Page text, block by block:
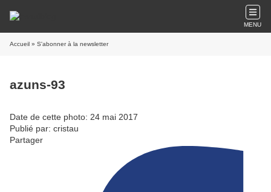
MENU
Accueil » S'abonner à la newsletter
azuns-93
Date de cette photo: 24 mai 2017
Publié par: cristau
Partager